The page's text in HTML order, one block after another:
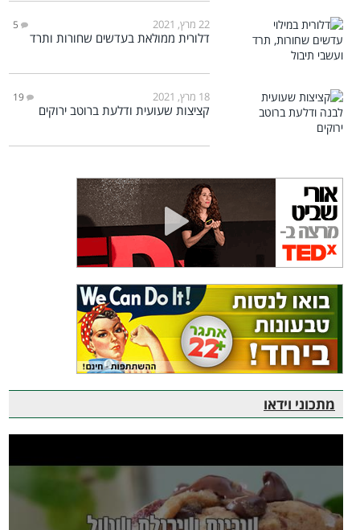
22 מרץ, 2021 5
דלורית ממולאת בעדשים שחורות ותרד
18 מרץ, 2021 19
קציצות שעועית ודלעת ברוטב ירוקים
מתכוני וידאו